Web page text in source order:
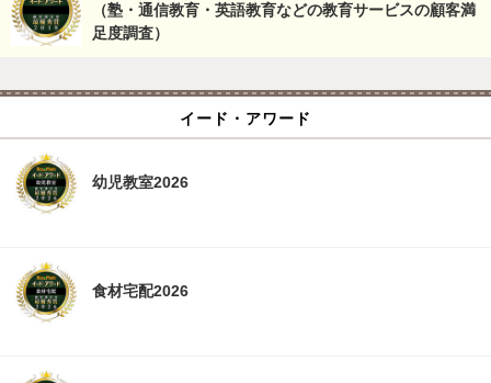
（塾・通信教育・英語教育などの教育サービスの顧客満
足度調査）
イード・アワード
幼児教室2026
食材宅配2026